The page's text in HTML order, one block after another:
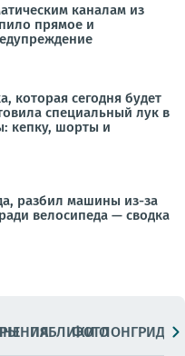
каналам из
прямое и
которая сегодня будет
специальный лук в
кепку, шорты и
разбил машины из-за
велосипеда — сводка
ПАБЛИКИ
ФОТОЛОНГРИДЫ